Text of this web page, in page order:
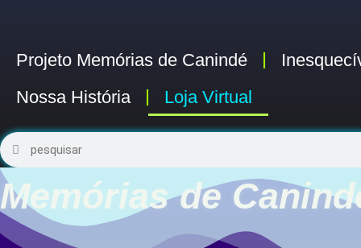
Projeto Memórias de Canindé
Nossa História
Loja Virtual
Pesquisar
Memórias de